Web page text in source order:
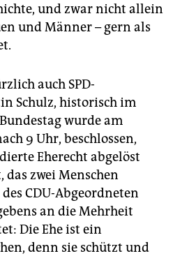
und zwar nicht allein
und Männer – gern als
auch SPD-
Schulz, historisch im
wurde am
9 Uhr, beschlossen,
Eherecht abgelöst
zwei Menschen
CDU-Abgeordneten
an die Mehrheit
Die Ehe ist ein
denn sie schützt und